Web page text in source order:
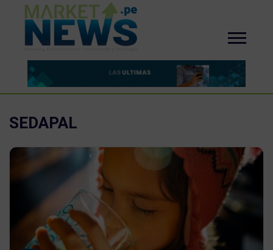
SEDAPAL